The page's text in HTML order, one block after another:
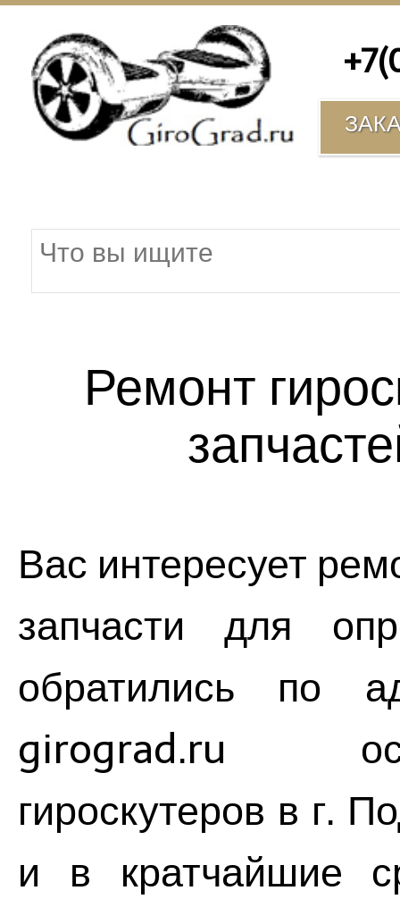
Ремонт
Вас интересует
запчасти для
обратились по
girograd.ru
гироскутеров в г.
и в кратчайшие